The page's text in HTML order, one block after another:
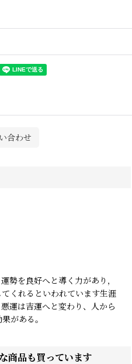
合わせ
勢を良好へと導く力があり，
くれるといわれています生涯
運は吉運へと変わり、人から
がある。
商品も買っています